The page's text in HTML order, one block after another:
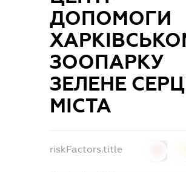
ДОПОМОГИ
ЗООПАРКУ
ЗЕЛЕНЕ
МІСТА
riskFactors.title